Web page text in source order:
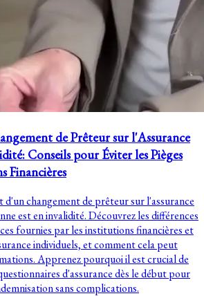
de Prêteur sur l'Assurance
Conseils pour Éviter les Pièges
Financières
d'un changement de prêteur sur l'assurance
est en invalidité. Découvrez les différences
fournies par les institutions financières et
individuels, et comment cela peut
Apprenez pourquoi il est crucial de
d'assurance dès le début pour
sans complications.